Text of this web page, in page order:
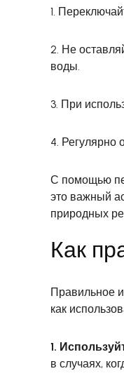
1.
2. Не
воды.
3. При
4. Регулярно
С помощью
это важный
природных
Как
Правильное
как
1.
в случаях,